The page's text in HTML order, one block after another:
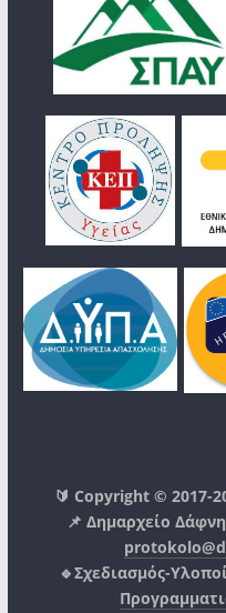
🔰 Copyright © 2017-
📌 Δημαρχείο
🔹Σχεδιασμός-